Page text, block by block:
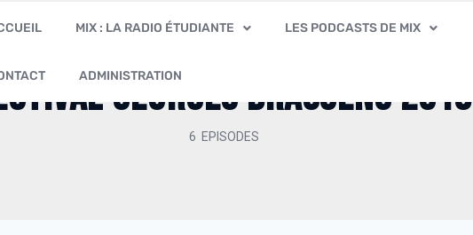
MIX : LA RADIO ÉTUDIANTE LES PODCASTS DE MIX
ADMINISTRATION
Georges Brassens 2018
6 EPISODES